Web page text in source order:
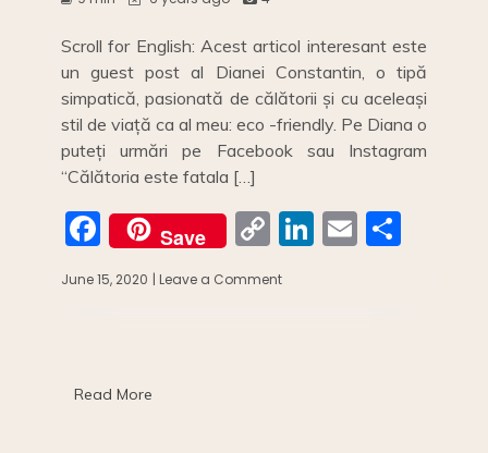
Scroll for English: Acest articol interesant este
un guest post al Dianei Constantin, o tipă
simpatică, pasionată de călătorii și cu aceleași
stil de viață ca al meu: eco -friendly. Pe Diana o
puteți urmări pe Facebook sau Instagram
“Călătoria este fatala […]
F
a
c
o
Save
C
o
p
Li E
June 15, 2020 | Leave a Comment
Read More